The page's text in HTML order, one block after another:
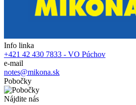
Info linka
+421 42 430 7833 - VO Púchov
e-mail
notes@mikona.sk
Pobočky
Nájdite nás